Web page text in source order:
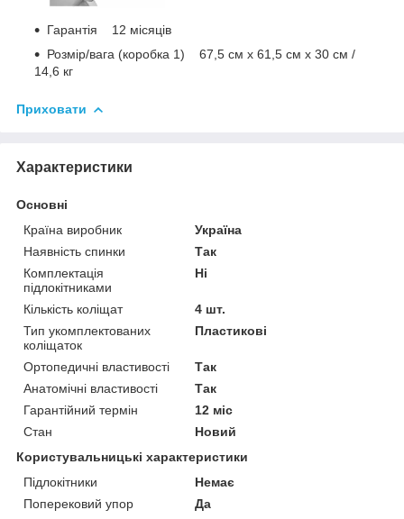
Гарантія 12 місяців
Розмір/вага (коробка 1) 67,5 см х 61,5 см х 30 см /
14,6 кг
Приховати
Характеристики
Основні
Країна виробник
Україна
Наявність спинки
Так
Комплектація
підлокітниками
Ні
Кількість коліщат
4 шт.
Тип укомплектованих
коліщаток
Пластикові
Ортопедичні властивості
Так
Анатомічні властивості
Так
Гарантійний термін
12 міс
Стан
Новий
Користувальницькі характеристики
Підлокітники
Немає
Поперековий упор
Да